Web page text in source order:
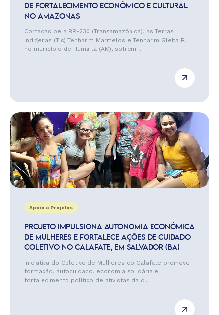
DE FORTALECIMENTO ECONÔMICO E CULTURAL
NO AMAZONAS
Cortadas pela BR-230 (Transamazônica), as Terras
Indígenas (TIs) Tenharim Marmelos e Tenharim Gleba B,
no município de Humaitá (AM), sofrem ...
Apoio a Projetos
PROJETO IMPULSIONA AUTONOMIA ECONÔMICA
DE MULHERES E FORTALECE AÇÕES DE CUIDADO
COLETIVO NO CALAFATE, EM SALVADOR (BA)
Iniciativa do Coletivo de Mulheres do Calafate promove
formação, autocuidado, economia solidária e
fortalecimento político de ativistas da c...